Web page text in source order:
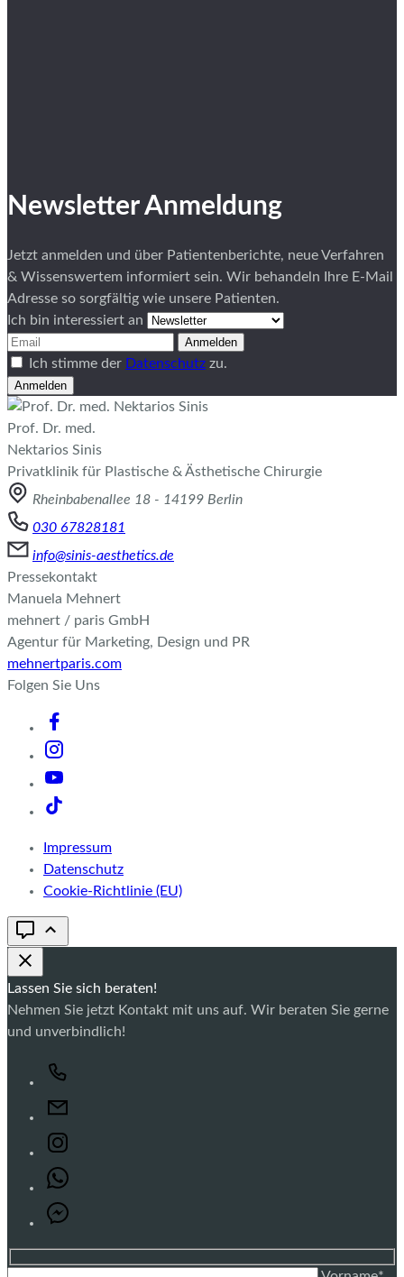
Newsletter Anmeldung
Jetzt anmelden und über Patientenberichte, neue Verfahren
& Wissenswertem informiert sein. Wir behandeln Ihre E-Mail
Adresse so sorgfältig wie unsere Patienten.
Ich bin interessiert an
Anmelden
Ich stimme der Datenschutz zu.
Anmelden
Prof. Dr. med.
Nektarios Sinis
Privatklinik für Plastische & Ästhetische Chirurgie
Rheinbabenallee 18 - 14199 Berlin
030 67828181
info@sinis-aesthetics.de
Pressekontakt
Manuela Mehnert
mehnert / paris GmbH
Agentur für Marketing, Design und PR
mehnertparis.com
Folgen Sie Uns
Impressum
Datenschutz
Cookie-Richtlinie (EU)
Lassen Sie sich beraten!
Nehmen Sie jetzt Kontakt mit uns auf. Wir beraten Sie gerne
und unverbindlich!